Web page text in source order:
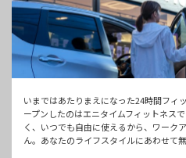
いまではあたりまえになった24時間フィ
ープンしたのはエニタイムフィットネス
く、いつでも自由に使えるから、ワーク
ん。あなたのライフスタイルにあわせて